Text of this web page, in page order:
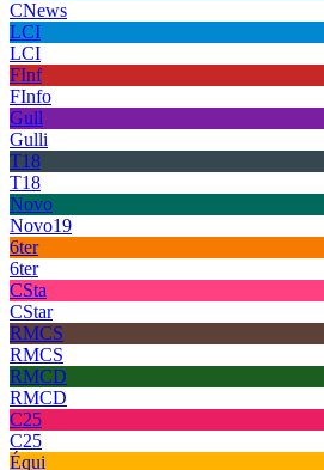
CNews
LCI
LCI
FInf
FInfo
Gull
Gulli
T18
T18
Novo
Novo19
6ter
6ter
CSta
CStar
RMCS
RMCS
RMCD
RMCD
C25
C25
Équi